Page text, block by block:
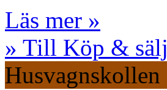
Läs mer »
» Till Köp & sälj
Husvagnskollen